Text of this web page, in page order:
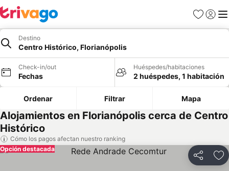
Favoritos
Iniciar
Destino
Centro Histórico, Florianópolis
Check-in/out
Fechas
Huéspedes/habitaciones
2 huéspedes, 1 habitación
Ordenar Filtrar Mapa
Alojamientos en Florianópolis cerca de Centro
Histórico
Cómo los pagos afectan nuestro ranking
Compartir
Opción destacada